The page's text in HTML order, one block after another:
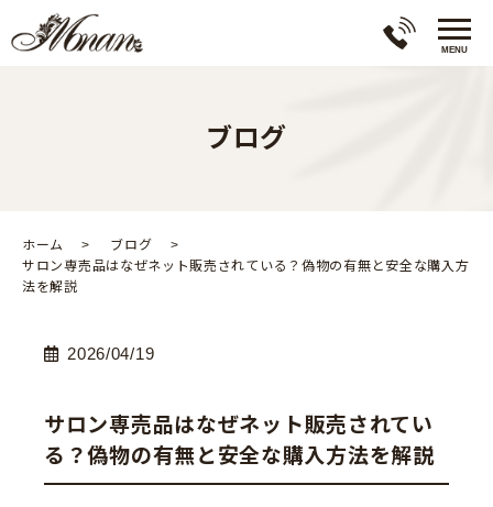
ブログ
ホーム
ブログ
サロン専売品はなぜネット販売されている？偽物の有無と安全な購入方
法を解説
2026/04/19
サロン専売品はなぜネット販売されてい
る？偽物の有無と安全な購入方法を解説